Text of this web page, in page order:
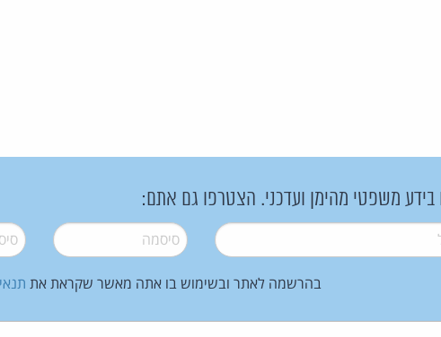
בידע משפטי מהימן ועדכני. הצטרפו גם אתם:
סיסמה*
בהרשמה לאתר ובשימוש בו אתה מאשר שקראת את